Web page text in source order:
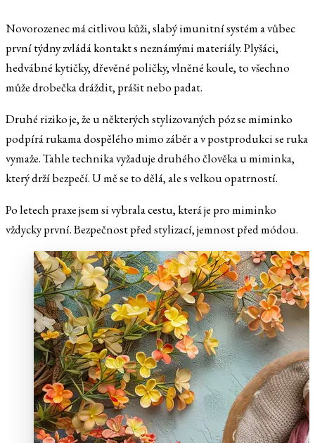
Novorozenec má citlivou kůži, slabý imunitní systém a vůbec
první týdny zvládá kontakt s neznámými materiály. Plyšáci,
hedvábné kytičky, dřevěné poličky, vlněné koule, to všechno
může drobečka dráždit, prášit nebo padat.
Druhé riziko je, že u některých stylizovaných póz se miminko
podpírá rukama dospělého mimo záběr a v postprodukci se ruka
vymaže. Tahle technika vyžaduje druhého člověka u miminka,
který drží bezpečí. U mě se to dělá, ale s velkou opatrností.
Po letech praxe jsem si vybrala cestu, která je pro miminko
vždycky první. Bezpečnost před stylizací, jemnost před módou.